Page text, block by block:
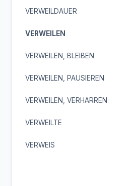
VERWEILDAUER
VERWEILEN
VERWEILEN, BLEIBEN
VERWEILEN, PAUSIEREN
VERWEILEN, VERHARREN
VERWEILTE
VERWEIS